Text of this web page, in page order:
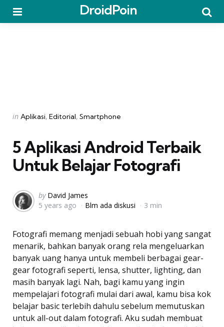
DroidPoin
Categories
Posted
in Aplikasi Editorial Smartphone
5 Aplikasi Android Terbaik
Untuk Belajar Fotografi
Posted
by
by David James
5 years ago
Blm ada diskusi 3 min
Fotografi memang menjadi sebuah hobi yang sangat
menarik, bahkan banyak orang rela mengeluarkan
banyak uang hanya untuk membeli berbagai gear-
gear fotografi seperti, lensa, shutter, lighting, dan
masih banyak lagi. Nah, bagi kamu yang ingin
mempelajari fotografi mulai dari awal, kamu bisa kok
belajar basic terlebih dahulu sebelum memutuskan
untuk all-out dalam fotografi. Aku sudah membuat